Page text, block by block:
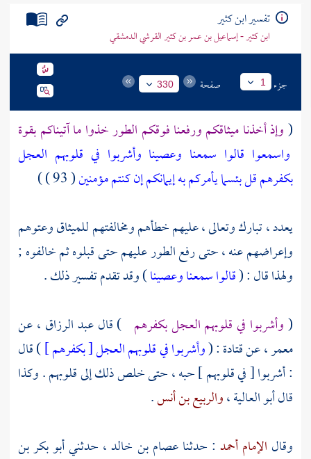
تفسير ابن كثير
ابن كثير - إسماعيل بن عمر بن كثير القرشي الدمشقي
جزء 1 صفحة 330
(وإذ أخذنا ميثاقكم ورفعنا فوقكم الطور خذوا ما آتيناكم بقوة
واسمعوا قالوا سمعنا وعصينا وأشربوا في قلوبهم العجل
بكفرهم قل بئسما يأمركم به إيمانكم إن كنتم مؤمنين( 93 ) )
يعدد ، تبارك وتعالى ، عليهم خطأهم ومخالفتهم للميثاق وعتوهم
وإعراضهم عنه ، حتى رفع الطور عليهم حتى قبلوه ثم خالفوه ;
ولهذا قال : (قالوا سمعنا وعصينا) وقد تقدم تفسير ذلك .
(وأشربوا في قلوبهم العجل بكفرهم ) قالعبد الرزاق ، عن
معمر، عنقتادة: (وأشربوا في قلوبهم العجل [ بكفرهم ]) قال
: أشربوا [ في قلوبهم ] حبه ، حتى خلص ذلك إلى قلوبهم . وكذا
قالأبو العالية،والربيع بن أنس.
وقال الإمام أحمد : حدثناعصام بن خالد، حدثنيأبو بكر بن